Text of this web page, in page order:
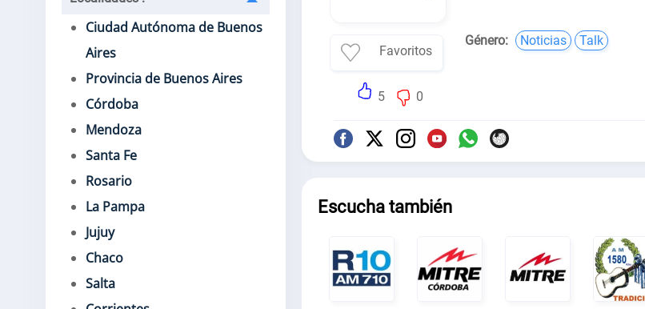
Ciudad Autónoma de Buenos
Aires
Provincia de Buenos Aires
Córdoba
Mendoza
Santa Fe
Rosario
La Pampa
Jujuy
Chaco
Salta
Favoritos
5 0
Género: Noticias Talk
Escucha también